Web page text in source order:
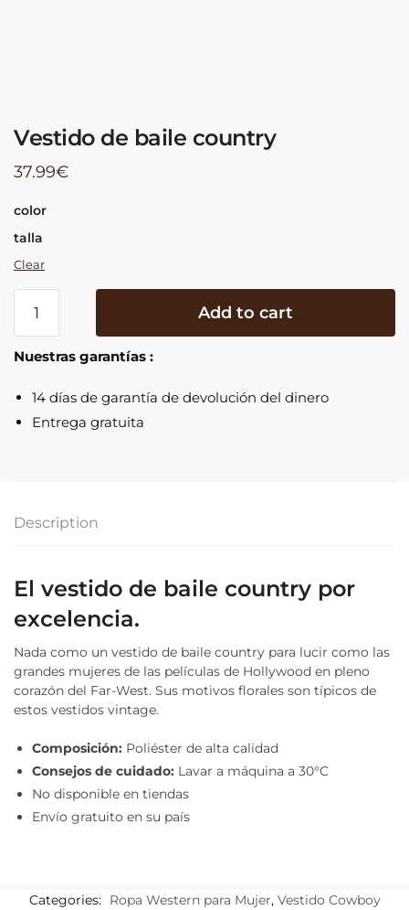
Vestido de baile country
37.99€
color
talla
Clear
country
Add to cart
Nuestras garantías :
14 días de garantía de devolución del dinero
Entrega gratuita
Description
El vestido de baile country por
excelencia.
Nada como un vestido de baile country para lucir como las
grandes mujeres de las películas de Hollywood en pleno
corazón del Far-West. Sus motivos florales son típicos de
estos vestidos vintage.
Composición: Poliéster de alta calidad
Consejos de cuidado: Lavar a máquina a 30°C
No disponible en tiendas
Envío gratuito en su país
Categories: Ropa Western para Mujer, Vestido Cowboy